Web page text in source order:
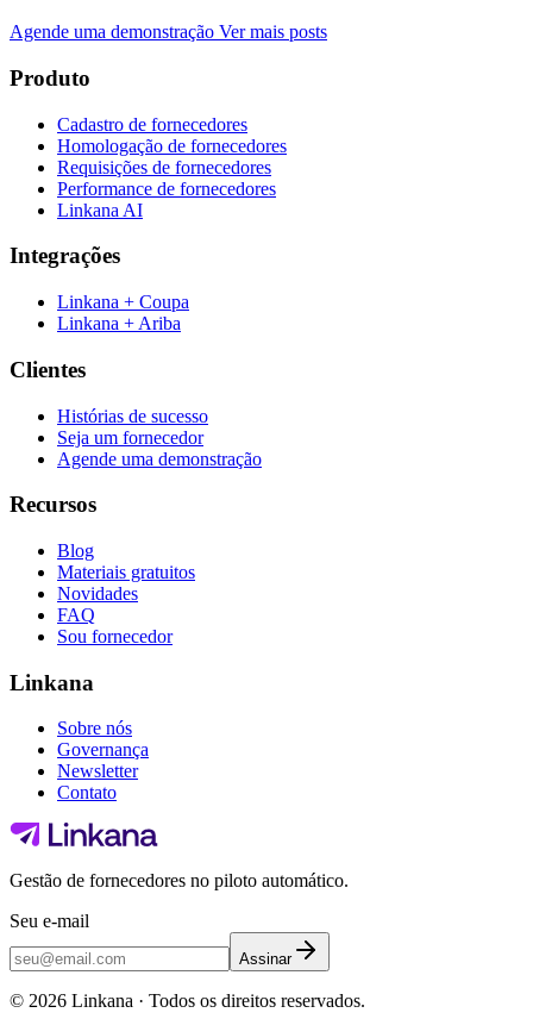
Agende uma demonstração Ver mais posts
Produto
Cadastro de fornecedores
Homologação de fornecedores
Requisições de fornecedores
Performance de fornecedores
Linkana AI
Integrações
Linkana + Coupa
Linkana + Ariba
Clientes
Histórias de sucesso
Seja um fornecedor
Agende uma demonstração
Recursos
Blog
Materiais gratuitos
Novidades
FAQ
Sou fornecedor
Linkana
Sobre nós
Governança
Newsletter
Contato
Gestão de fornecedores no piloto automático.
Seu e-mail
Assinar
© 2026 Linkana · Todos os direitos reservados.